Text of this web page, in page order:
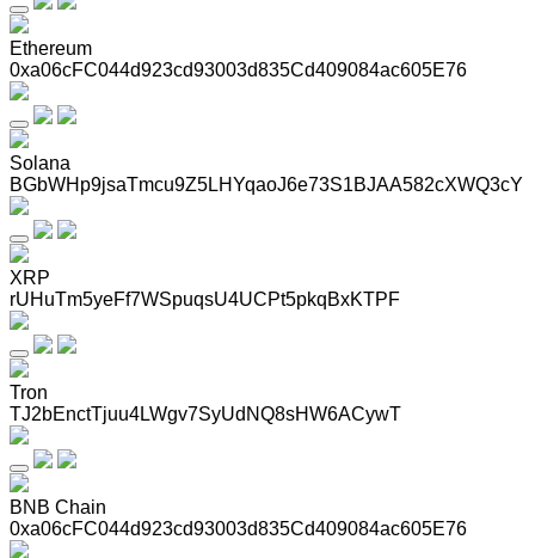
Ethereum
0xa06cFC044d923cd93003d835Cd409084ac605E76
Solana
BGbWHp9jsaTmcu9Z5LHYqaoJ6e73S1BJAA582cXWQ3cY
XRP
rUHuTm5yeFf7WSpuqsU4UCPt5pkqBxKTPF
Tron
TJ2bEnctTjuu4LWgv7SyUdNQ8sHW6ACywT
BNB Chain
0xa06cFC044d923cd93003d835Cd409084ac605E76